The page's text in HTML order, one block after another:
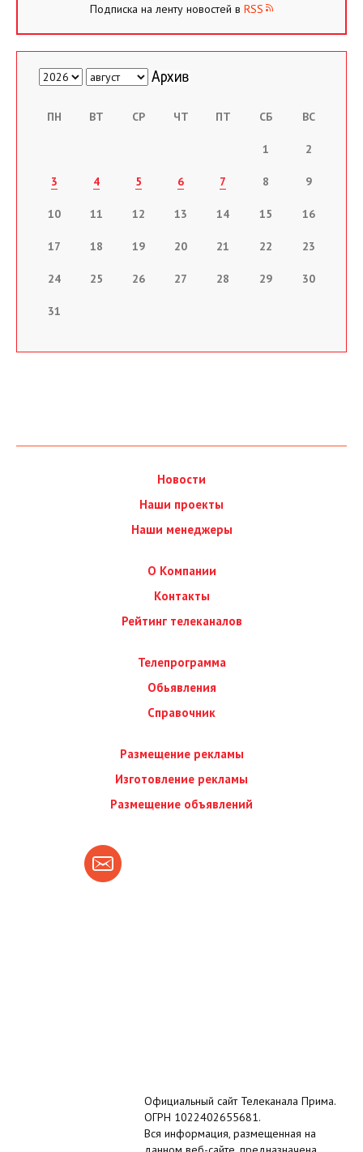
Подписка на ленту новостей в RSS
ПН ВТ СР ЧТ ПТ СБ ВС
1 2
3 4 5 6 7 8 9
10 11 12 13 14 15 16
17 18 19 20 21 22 23
24 25 26 27 28 29 30
31
Новости
Наши проекты
Наши менеджеры
О Компании
Контакты
Рейтинг телеканалов
Телепрограмма
Обьявления
Справочник
Размещение рекламы
Изготовление рекламы
Размещение объявлений
Официальный сайт Телеканала Прима.
ОГРН 1022402655681.
Вся информация, размещенная на